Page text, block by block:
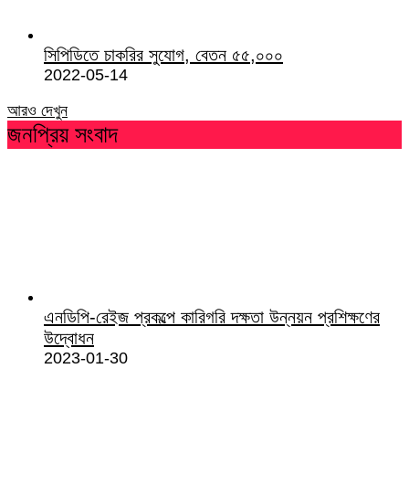
সিপিডিতে চাকরির সুযোগ, বেতন ৫৫,০০০
2022-05-14
আরও দেখুন
জনপ্রিয় সংবাদ
এনডিপি-রেইজ প্রকল্পে কারিগরি দক্ষতা উন্নয়ন প্রশিক্ষণের
উদ্বোধন
2023-01-30